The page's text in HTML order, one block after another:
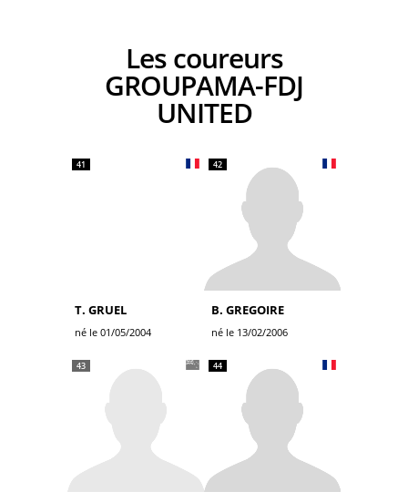
Les coureurs
GROUPAMA-FDJ
UNITED
41
T. GRUEL
né le 01/05/2004
42
B. GREGOIRE
né le 13/02/2006
43 44